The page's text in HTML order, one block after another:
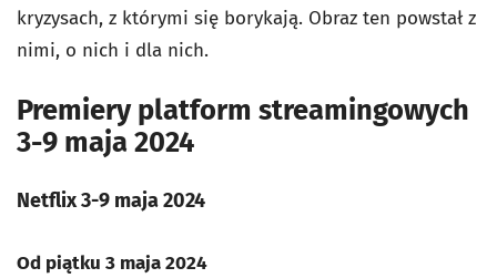
kryzysach, z którymi się borykają. Obraz ten powstał z
nimi, o nich i dla nich.
Premiery platform streamingowych
3-9 maja 2024
Netflix 3-9 maja 2024
Od piątku 3 maja 2024